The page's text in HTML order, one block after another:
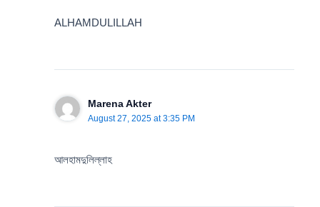
ALHAMDULILLAH
Marena Akter
August 27, 2025 at 3:35 PM
আলহামদুলিল্লাহ